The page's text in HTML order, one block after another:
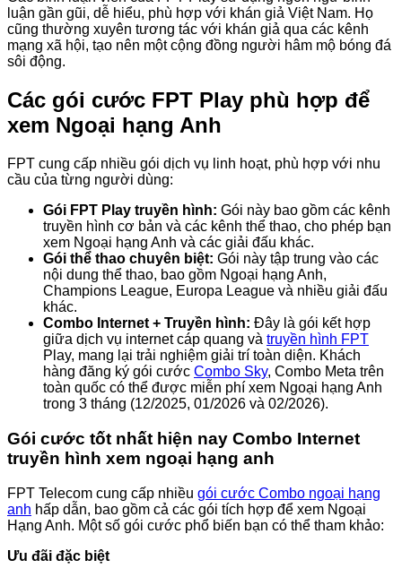
luận gần gũi, dễ hiểu, phù hợp với khán giả Việt Nam. Họ
cũng thường xuyên tương tác với khán giả qua các kênh
mạng xã hội, tạo nên một cộng đồng người hâm mộ bóng đá
sôi động.
Các gói cước FPT Play phù hợp để
xem Ngoại hạng Anh
FPT cung cấp nhiều gói dịch vụ linh hoạt, phù hợp với nhu
cầu của từng người dùng:
Gói FPT Play truyền hình: Gói này bao gồm các kênh
truyền hình cơ bản và các kênh thể thao, cho phép bạn
xem Ngoại hạng Anh và các giải đấu khác.
Gói thể thao chuyên biệt: Gói này tập trung vào các
nội dung thể thao, bao gồm Ngoại hạng Anh,
Champions League, Europa League và nhiều giải đấu
khác.
Combo Internet + Truyền hình: Đây là gói kết hợp
giữa dịch vụ internet cáp quang và truyền hình FPT
Play, mang lại trải nghiệm giải trí toàn diện. Khách
hàng đăng ký gói cước Combo Sky, Combo Meta trên
toàn quốc có thể được miễn phí xem Ngoại hạng Anh
trong 3 tháng (12/2025, 01/2026 và 02/2026).
Gói cước tốt nhất hiện nay Combo Internet
truyền hình xem ngoại hạng anh
FPT Telecom cung cấp nhiều gói cước Combo ngoại hạng
anh hấp dẫn, bao gồm cả các gói tích hợp để xem Ngoại
Hạng Anh. Một số gói cước phổ biến bạn có thể tham khảo:
Ưu đãi đặc biệt